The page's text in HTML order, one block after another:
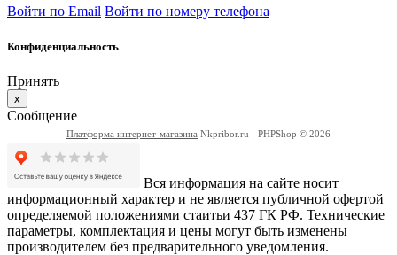
Войти по Email Войти по номеру телефона
Конфиденциальность
Принять
x
Сообщение
Платформа интернет-магазина Nkpribor.ru - PHPShop © 2026
Вся информация на сайте носит
информационный характер и не является публичной офертой
определяемой положениями стаитьи 437 ГК РФ. Технические
параметры, комплектация и цены могут быть изменены
производителем без предварительного уведомления.